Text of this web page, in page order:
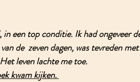
een top conditie. Ik had ongeveer
de  zeven dagen, was tevreden
leven lachte me toe.
kwam kijken.